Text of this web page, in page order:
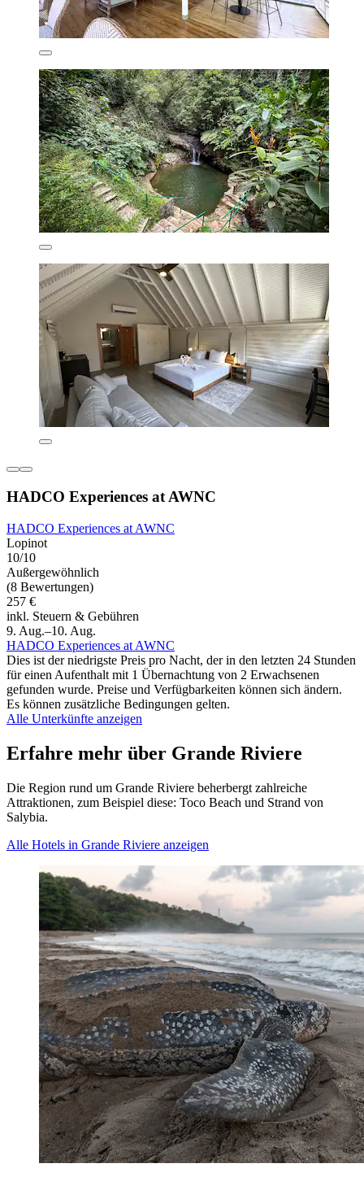
HADCO Experiences at AWNC
HADCO Experiences at AWNC
Lopinot
10/10
Außergewöhnlich
(8 Bewertungen)
257 €
inkl. Steuern & Gebühren
9. Aug.–10. Aug.
HADCO Experiences at AWNC
Dies ist der niedrigste Preis pro Nacht, der in den letzten 24 Stunden
für einen Aufenthalt mit 1 Übernachtung von 2 Erwachsenen
gefunden wurde. Preise und Verfügbarkeiten können sich ändern.
Es können zusätzliche Bedingungen gelten.
Alle Unterkünfte anzeigen
Erfahre mehr über Grande Riviere
Die Region rund um Grande Riviere beherbergt zahlreiche
Attraktionen, zum Beispiel diese: Toco Beach und Strand von
Salybia.
Alle Hotels in Grande Riviere anzeigen